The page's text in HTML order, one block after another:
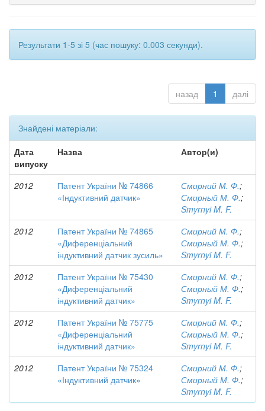
Результати 1-5 зі 5 (час пошуку: 0.003 секунди).
назад 1 далі
Знайдені матеріали:
Дата
випуску
Назва Автор(и)
2012
Патент України № 74866
«Індуктивний датчик»
Смирний М. Ф.;
Смирный М. Ф.;
Smyrnyi M. F.
2012
Патент України № 74865
«Диференціальний
індуктивний датчик зусиль»
Смирний М. Ф.;
Смирный М. Ф.;
Smyrnyi M. F.
2012
Патент України № 75430
«Диференціальний
індуктивний датчик»
Смирний М. Ф.;
Смирный М. Ф.;
Smyrnyi M. F.
2012
Патент України № 75775
«Диференціальний
індуктивний датчик»
Смирний М. Ф.;
Смирный М. Ф.;
Smyrnyi M. F.
2012
Патент України № 75324
«Індуктивний датчик»
Смирний М. Ф.;
Смирный М. Ф.;
Smyrnyi M. F.